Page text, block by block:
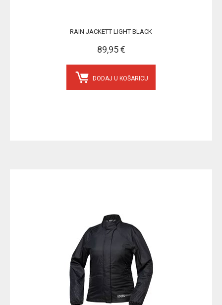
RAIN JACKETT LIGHT BLACK
89,95 €
DODAJ U KOŠARICU